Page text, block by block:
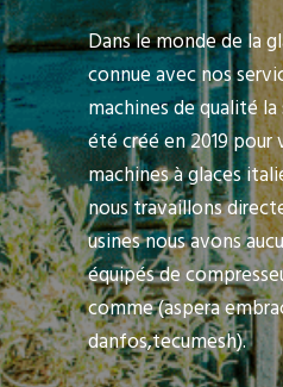
Dans le monde de la
connue avec nos
machines de qualité
été créé en 2019
machines à glaces
nous travaillons
usines nous avons
équipés de
comme (aspera
danfos,tecumesh).